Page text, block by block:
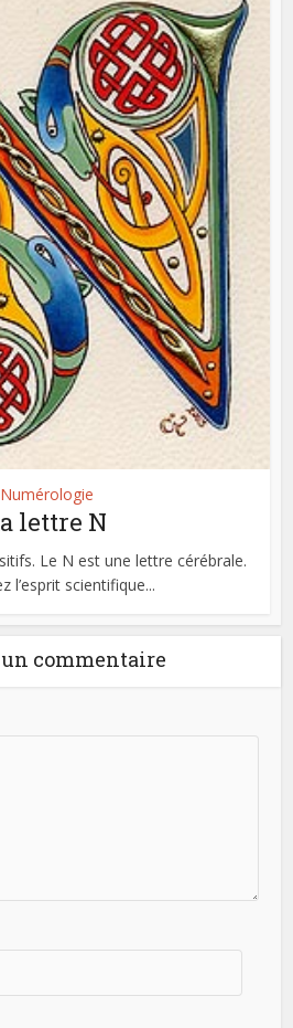
Numérologie
lettre N
Le N est une lettre cérébrale.
l’esprit scientifique...
commentaire